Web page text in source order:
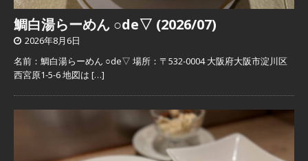
鯛白湯らーめん ○de▽ (2026/07)
2026年8月6日
名前：鯛白湯らーめん ○de▽ 場所：〒532-0004 大阪府大阪市淀川区
西宮原1-5-6 地図は […]